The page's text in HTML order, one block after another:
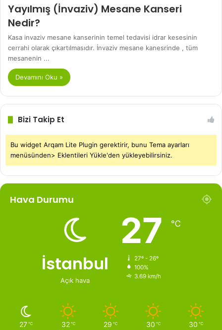
Yayılmış (İnvaziv) Mesane Kanseri
Nedir?
Kasa invaziv mesane kanserinin temel tedavisi idrar kesesinin
cerrahi olarak çıkartılmasıdır. İnvaziv mesane kanesrinde , tüm
mesanenin ...
Devamını Oku »
Bizi Takip Et
Bu widget Arqam Lite Plugin gerektirir, bunu Tema ayarları
menüsünden> Eklentileri Yükle'den yükleyebilirsiniz.
Hava Durumu
İstanbul
Açık hava
27 ℃
27º - 26º
100%
3.69 km/h
27 ℃ 32 ℃ 29 ℃ 30 ℃ 30 ℃